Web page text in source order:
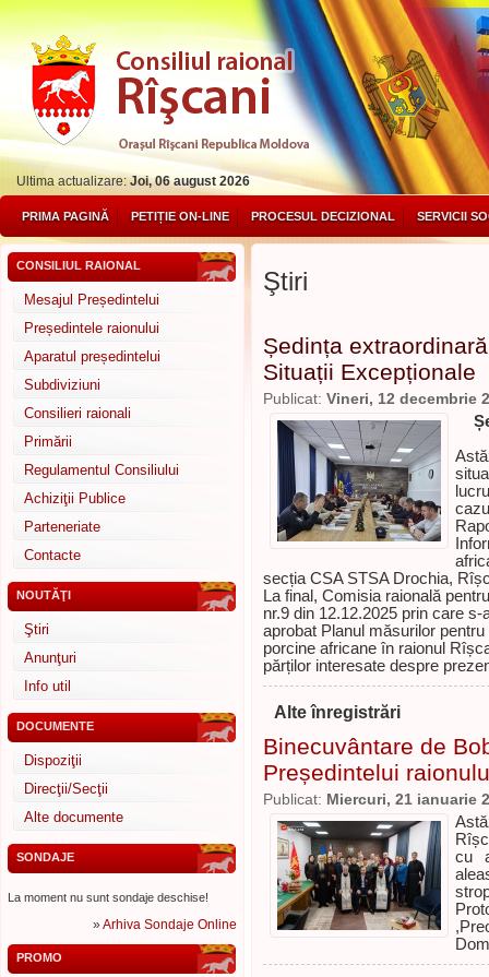
Ultima actualizare:Joi, 06 august 2026
PRIMA PAGINĂ PETIȚIE ON-LINE PROCESUL DECIZIONAL SERVICII
CONSILIUL RAIONAL
Mesajul Președintelui
Președintele raionului
Aparatul președintelui
Subdiviziuni
Consilieri raionali
Primării
Regulamentul Consiliului
Achiziţii Publice
Parteneriate
Contacte
NOUTĂŢI
Ştiri
Anunţuri
Info util
DOCUMENTE
Dispoziţii
Direcţii/Secţii
Alte documente
SONDAJE
La moment nu sunt sondaje deschise!
»Arhiva Sondaje Online
PROMO
Ştiri
Ședința
Situații Excepționale
Publicat: Vineri, 12 decembrie
secția CSA STSA Drochia,
La final, Comisia raională
nr.9 din 12.12.2025 prin care
aprobat Planul măsurilor
porcine africane în raionul
părților interesate despre
Alte înregistrări
Binecuvântare de
Președintelui
Publicat: Miercuri, 21 ianuarie
cu